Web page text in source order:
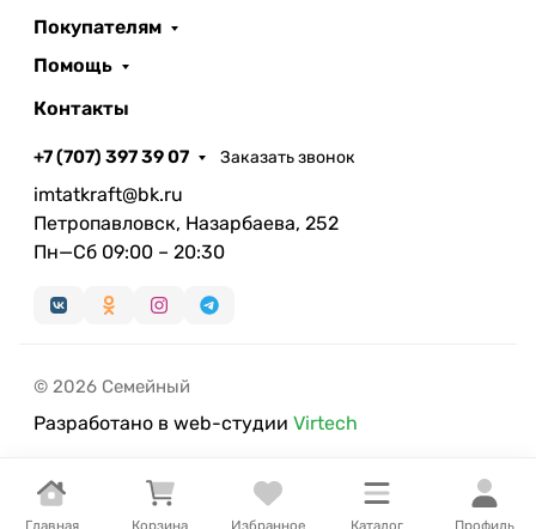
Главная Корзина Избранное Каталог Профиль
Покупателям
Помощь
Контакты
+7 (707) 397 39 07 Заказать звонок
imtatkraft@bk.ru
Петропавловск, Назарбаева, 252
Пн—Сб 09:00 – 20:30
© 2026 Семейный
Разработано в web-студии Virtech